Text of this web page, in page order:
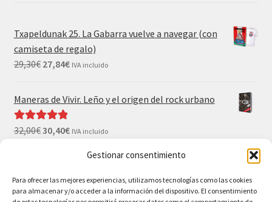
Gestionar consentimiento
Para ofrecer las mejores experiencias, utilizamos tecnologías como las cookies
para almacenar y/o acceder a la información del dispositivo. El consentimiento
Txapeldunak 25. La Gabarra vuelve a navegar (con
camiseta de regalo)
29,30€ 27,84€ IVA incluido
Maneras de Vivir. Leño y el origen del rock urbano
Valorado con
32,00€30,40€ IVA incluido
camiseta y postales de regalo)
35,00€33,25€